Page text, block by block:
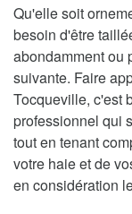
Qu'elle soit
besoin d'être
abondamment ou
suivante. Faire
Tocqueville, c'est
professionnel qui
tout en tenant
votre haie et de
en considération